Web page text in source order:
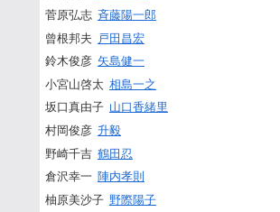
菅原弘志 斉藤陽一郎
曾根邦夫 戸田昌宏
鈴木俊彦 矢島健一
小宮山啓太 相島一之
坂口真由子 山口香緒里
村岡俊彦 升毅
野崎千吉 鶴田忍
倉沢幸一 陣内孝則
柚原美沙子 野際陽子